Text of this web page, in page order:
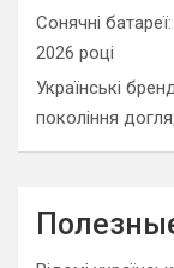
Сонячні
2026 році
Українські
покоління